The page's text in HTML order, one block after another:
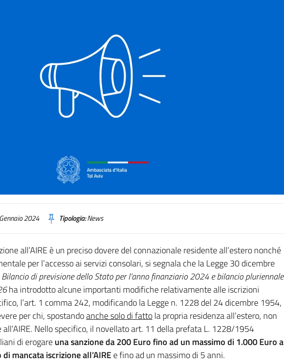
2024 Tipologia:News
all’AIRE è un preciso dovere del connazionale residente all’estero nonché
per l’accesso ai servizi consolari, si segnala che la Legge 30 dicembre
Bilancio di previsione dello Stato per l’anno finanziario 2024 e bilancio pluriennale
ha introdotto alcune importanti modifiche relativamente alle iscrizioni
l’art. 1 comma 242, modificando la Legge n. 1228 del 24 dicembre 1954,
per chi, spostandoanche solo di fattola propria residenza all’estero, non
all’AIRE. Nello specifico, il novellato art. 11 della prefata L. 1228/1954
di erogareuna sanzione da 200 Euro fino ad un massimo di 1.000 Euro a
mancata iscrizione all’AIREe fino ad un massimo di 5 anni.